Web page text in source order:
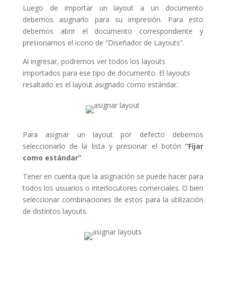
Luego de importar un layout a un documento
debemos asignarlo para su impresión. Para esto
debemos abrir el documento correspondiente y
presionamos el icono de “Diseñador de Layouts”.
Al ingresar, podremos ver todos los layouts
importados para ese tipo de documento. El layouts
resaltado es el layout asignado como estándar.
Para asignar un layout por defecto debemos
seleccionarlo de la lista y presionar el botón“Fijar
como estándar”.
Tener en cuenta que la asignación se puede hacer para
todos los usuarios o interlocutores comerciales. O bien
seleccionar combinaciones de estos para la utilización
de distintos layouts.